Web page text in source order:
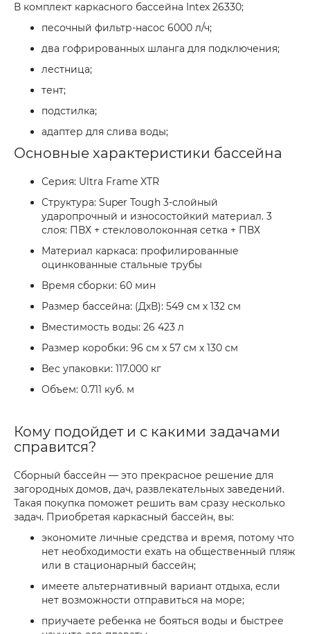
В комплект каркасного бассейна Intex 26330;
песочный фильтр-насос 6000 л/ч;
два гофрированных шланга для подключения;
лестница;
тент;
подстилка;
адаптер для слива воды;
Основные характеристики бассейна
Серия: Ultra Frame XTR
Структура: Super Tough 3-слойный
ударопрочный и износостойкий материал. 3
слоя: ПВХ + стекловолоконная сетка + ПВХ
Материал каркаса: профилированные
оцинкованные стальные трубы
Время сборки: 60 мин
Размер бассейна: (ДхВ): 549 см х 132 см
Вместимость воды: 26 423 л
Размер коробки: 96 см х 57 см х 130 см
Вес упаковки: 117.000 кг
Объем: 0.711 куб. м
Кому подойдет и с какими задачами
справится?
Сборный бассейн — это прекрасное решение для
загородных домов, дач, развлекательных заведений.
Такая покупка поможет решить вам сразу несколько
задач. Приобретая каркасный бассейн, вы:
экономите личные средства и время, потому что
нет необходимости ехать на общественный пляж
или в стационарный бассейн;
имеете альтернативный вариант отдыха, если
нет возможности отправиться на море;
приучаете ребенка не бояться воды и быстрее